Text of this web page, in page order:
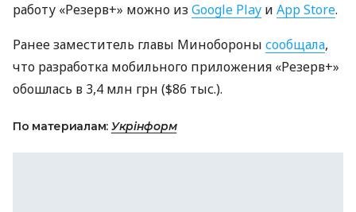
работу «Резерв+» можно из Google Play и App Store.
Ранее заместитель главы Минобороны сообщала,
что разработка мобильного приложения «Резерв+»
обошлась в 3,4 млн грн ($86 тыс.).
По материалам: Укрінформ